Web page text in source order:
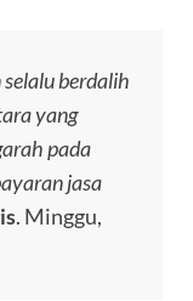
berdalih
yang
pada
jasa
. Minggu,